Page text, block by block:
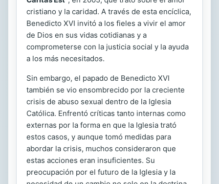
cristiano y la caridad. A través de esta encíclica,
Benedicto XVI invitó a los fieles a vivir el amor
de Dios en sus vidas cotidianas y a
comprometerse con la justicia social y la ayuda
a los más necesitados.
Sin embargo, el papado de Benedicto XVI
también se vio ensombrecido por la creciente
crisis de abuso sexual dentro de la Iglesia
Católica. Enfrentó críticas tanto internas como
externas por la forma en que la Iglesia trató
estos casos, y aunque tomó medidas para
abordar la crisis, muchos consideraron que
estas acciones eran insuficientes. Su
preocupación por el futuro de la Iglesia y la